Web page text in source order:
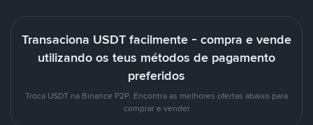
Transaciona USDT facilmente - compra e vende
utilizando os teus métodos de pagamento
preferidos
Troca USDT na Binance P2P. Encontra as melhores ofertas abaixo para
comprar e vender